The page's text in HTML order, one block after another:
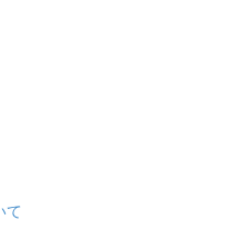
て